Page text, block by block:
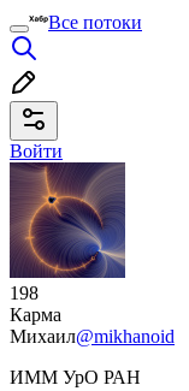
Все потоки
Войти
198
Карма
Михаил@mikhanoid
ИММ УрО РАН